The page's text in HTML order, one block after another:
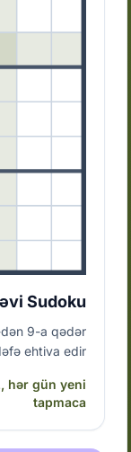
Sudoku
9-a qədər
ehtiva edir.
hər gün yeni
tapmaca